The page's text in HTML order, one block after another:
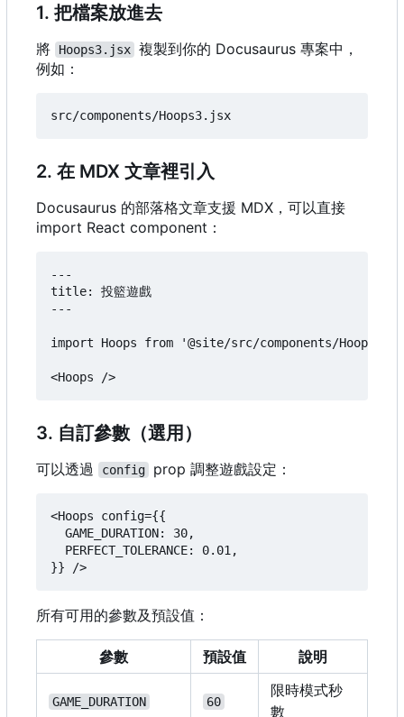
1. 把檔案放進去
將 Hoops3.jsx 複製到你的 Docusaurus 專案中，
例如：
2. 在 MDX 文章裡引入
Docusaurus 的部落格文章支援 MDX ， 可以直接
import React component ：
---
title: 投籃遊戲
---
import Hoops from '@site/src/components/Hoops3';
3. 自訂參數（選用）
可以透過 config prop 調整遊戲設定：
<Hoops config={{
  GAME_DURATION: 30,
  PERFECT_TOLERANCE: 0.01,
所有可用的參數及預設值：
參數 預設值 說明
GAME_DURATION 60
限時模式秒
數